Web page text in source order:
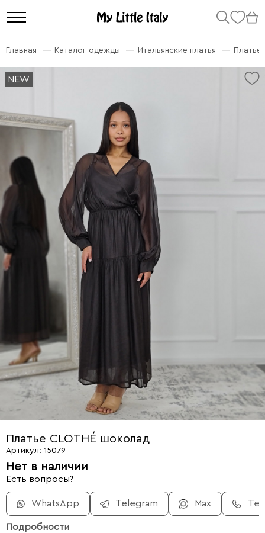
Главная Каталог одежды Итальянские платья Платье
NEW
NEW
Платье CLOTHÉ шоколад
Артикул: 15079
Нет в наличии
Есть вопросы?
WhatsApp Telegram Max
Подробности